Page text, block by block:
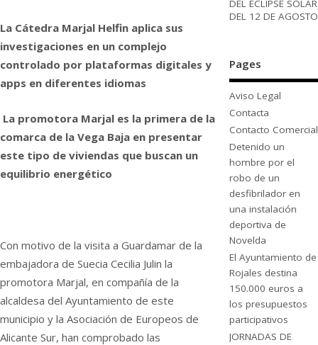
La Cátedra Marjal Helfin aplica sus
investigaciones en un complejo
controlado por plataformas digitales y
apps en diferentes idiomas
La promotora Marjal es la primera de la
comarca de la Vega Baja en presentar
este tipo de viviendas que buscan un
equilibrio energético
Con motivo de la visita a Guardamar de la
embajadora de Suecia Cecilia Julin la
promotora Marjal, en compañía de la
alcaldesa del Ayuntamiento de este
municipio y la Asociación de Europeos de
Alicante Sur, han comprobado las
DEL ECLIPSE SOLAR
DEL 12 DE AGOSTO
Pages
Aviso Legal
Contacta
Contacto Comercial
Detenido un
hombre por el
robo de un
desfibrilador en
una instalación
deportiva de
Novelda
El Ayuntamiento de
Rojales destina
150.000 euros a
los presupuestos
participativos
JORNADAS DE